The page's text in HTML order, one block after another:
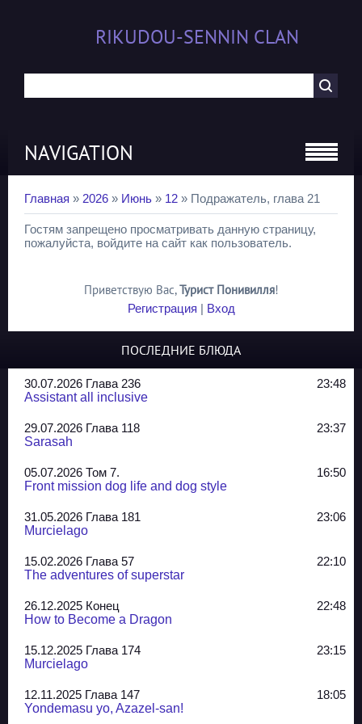
RIKUDOU-SENNIN CLAN
NAVIGATION
Главная » 2026 » Июнь » 12 » Подражатель, глава 21
Гостям запрещено просматривать данную страницу,
пожалуйста, войдите на сайт как пользователь.
Приветствую Вас,Турист Понивилля!
Регистрация | Вход
ПОСЛЕДНИЕ БЛЮДА
30.07.2026 Глава 236
23:48
Assistant all inclusive
29.07.2026 Глава 118
23:37
Sarasah
05.07.2026 Том 7.
16:50
Front mission dog life and dog style
31.05.2026 Глава 181
23:06
Murcielago
15.02.2026 Глава 57
22:10
The adventures of superstar
26.12.2025 Конец
22:48
How to Become a Dragon
15.12.2025 Глава 174
23:15
Murcielago
12.11.2025 Глава 147
18:05
Yondemasu yo, Azazel-san!